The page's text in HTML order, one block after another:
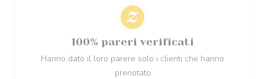
100% pareri verificati
Hanno dato il loro parere solo i clienti che hanno
prenotato